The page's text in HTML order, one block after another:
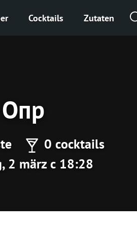
Cocktails Zutaten
Опр
0 cocktails
2 märz с 18:28